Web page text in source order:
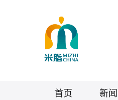
首页 新